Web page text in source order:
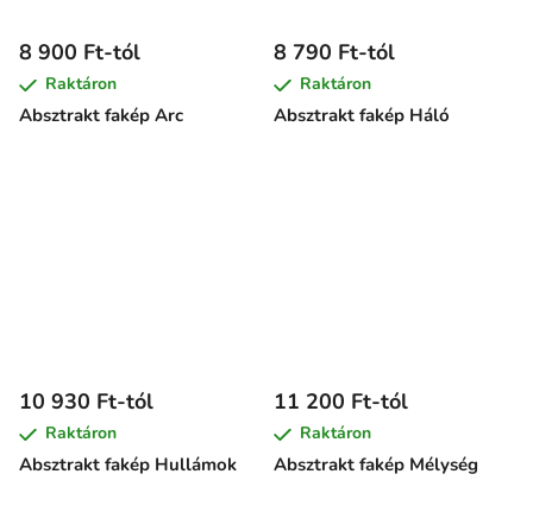
Absztrakt fakép Arc
8 900 Ft-tól
Raktáron
Absztrakt fakép Háló
8 790 Ft-tól
Raktáron
Absztrakt fakép Hullámok
10 930 Ft-tól
Raktáron
Absztrakt fakép Mélység
11 200 Ft-tól
Raktáron